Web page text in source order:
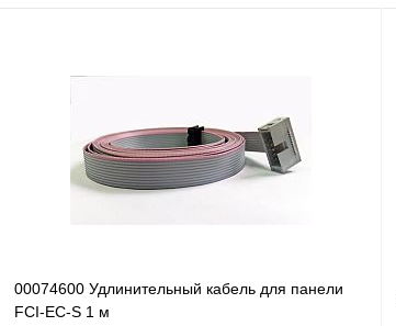
00074600 Удлинительный кабель для панели
FCI-EC-S 1 м